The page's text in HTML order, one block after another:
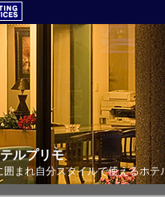
ルプリモ
囲まれ自分スタイルで使えるホテ